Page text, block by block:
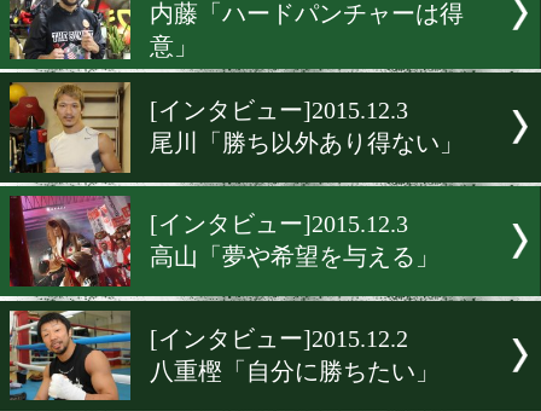
山本「進化した姿を…」
[インタビュー]2015.12.5
井上「お待たせしました」
[インタビュー]2015.12.4